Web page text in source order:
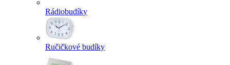
Rádiobudíky
Ručičkové budíky